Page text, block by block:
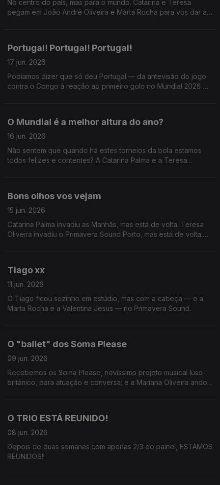
No centro do país, mas para o mundo. Catarina e Teresa
pegam em João André Oliveira e Marta Rocha para vos dar a
Portugal! Portugal! Portugal!
17 jun. 2026
Podíamos dizer que só deu Portugal — da antevisão do jogo
contra o Congo à reação ao primeiro golo no Mundial 2026 —,
O Mundial é a melhor altura do ano?
16 jun. 2026
Não sentem que quando há estes torneios da bola estamos
todos felizes e contentes? A Catarina Palma e a Teresa
Bons olhos vos vejam
15 jun. 2026
Catarina Palma invadiu as Manhãs, mas está de volta. Teresa
Oliveira invadiu o Primavera Sound Porto, mas está de volta.
Tiago xx
11 jun. 2026
O Tiago ficou sozinho em estúdio, mas com a cabeça — e a
Marta Rocha e a Valentina Jesus — no Primavera Sound.
O "ballet" dos Soma Please
09 jun. 2026
Recebemos os Soma Please, novíssimo projeto musical luso-
britânico, para atuação e conversa; e a Mariana Oliveira andou
O TRIO ESTÁ REUNIDO!
08 jun. 2026
Depois de duas semanas com apenas 2/3 do painel, ESTAMOS
REUNIDOS!!